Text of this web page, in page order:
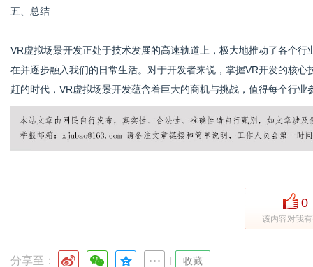
五、总结
VR虚拟场景开发正处于技术发展的高速轨道上，极大地推动了各个
在并逐步融入我们的日常生活。对于开发者来说，掌握VR开发的核
赶的时代，VR虚拟场景开发蕴含着巨大的商机与挑战，值得每个行业
0
该内容对我
分享至： 收藏